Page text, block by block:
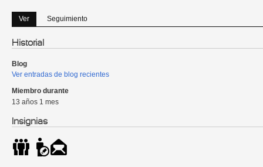
Solapas principales
Ver (solapa activa)
Seguimiento
Historial
Blog
Ver entradas de blog recientes
Miembro durante
13 años 1 mes
Insignias